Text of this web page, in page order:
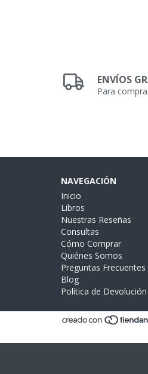
ENVÍOS
Para
NAVEGACIÓN
Inicio
Libros
Nuestras Reseñas
Consultas
Cómo Comprar
Quiénes Somos
Preguntas Frecuentes
Blog
Política de Devolución